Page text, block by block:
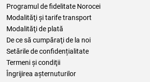
Programul de fidelitate Norocei
Modalităţi şi tarife transport
Modalităţi de plată
De ce să cumpăraţi de la noi
Setările de confidențialitate
Termeni şi condiţii
Îngrijirea așternuturilor